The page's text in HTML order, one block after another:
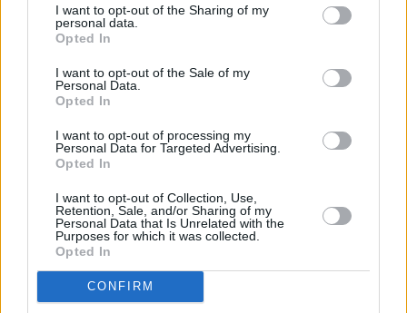
de su consentimiento, pero usted tiene el derecho de
rechazar tal procesamiento. Sus preferencias se aplicarán
cualquier momento entrando de nuevo en este sitio web o
visitando nuestra política de privacidad.
I want to opt-out of the Sharing of my
personal data.
Opted In
I want to opt-out of the Sale of my
Personal Data.
Opted In
I want to opt-out of processing my
Personal Data for Targeted Advertising.
Opted In
I want to opt-out of Collection, Use,
Retention, Sale, and/or Sharing of my
Personal Data that Is Unrelated with the
Purposes for which it was collected.
Opted In
CONFIRM